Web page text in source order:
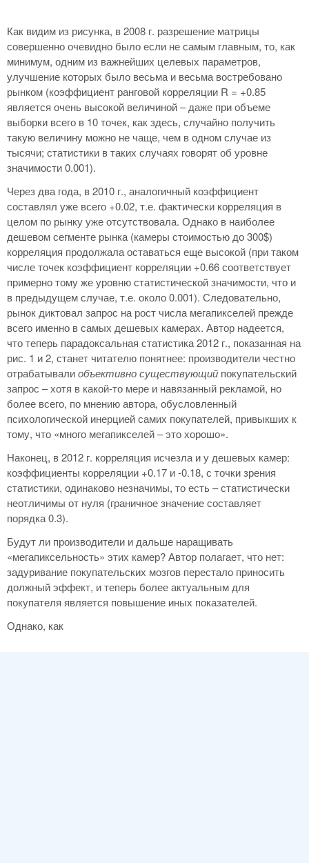
Как видим из рисунка, в 2008 г. разрешение матрицы
совершенно очевидно было если не самым главным, то, как
минимум, одним из важнейших целевых параметров,
улучшение которых было весьма и весьма востребовано
рынком (коэффициент ранговой корреляции R = +0.85
является очень высокой величиной – даже при объеме
выборки всего в 10 точек, как здесь, случайно получить
такую величину можно не чаще, чем в одном случае из
тысячи; статистики в таких случаях говорят об уровне
значимости 0.001).
Через два года, в 2010 г., аналогичный коэффициент
составлял уже всего +0.02, т.е. фактически корреляция в
целом по рынку уже отсутствовала. Однако в наиболее
дешевом сегменте рынка (камеры стоимостью до 300$)
корреляция продолжала оставаться еще высокой (при таком
числе точек коэффициент корреляции +0.66 соответствует
примерно тому же уровню статистической значимости, что и
в предыдущем случае, т.е. около 0.001). Следовательно,
рынок диктовал запрос на рост числа мегапикселей прежде
всего именно в самых дешевых камерах. Автор надеется,
что теперь парадоксальная статистика 2012 г., показанная на
рис. 1 и 2, станет читателю понятнее: производители честно
отрабатывалиобъективно существующий покупательский
запрос – хотя в какой-то мере и навязанный рекламой, но
более всего, по мнению автора, обусловленный
психологической инерцией самих покупателей, привыкших к
тому, что «много мегапикселей – это хорошо».
Наконец, в 2012 г. корреляция исчезла и у дешевых камер:
коэффициенты корреляции +0.17 и -0.18, с точки зрения
статистики, одинаково незначимы, то есть – статистически
неотличимы от нуля (граничное значение составляет
порядка 0.3).
Будут ли производители и дальше наращивать
«мегапиксельность» этих камер? Автор полагает, что нет:
задуривание покупательских мозгов перестало приносить
должный эффект, и теперь более актуальным для
покупателя является повышение иных показателей.
Однако, как